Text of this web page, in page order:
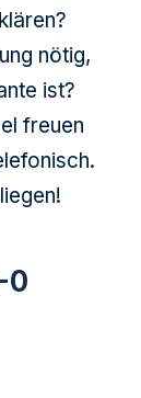
nötig,
ist?
freuen
0